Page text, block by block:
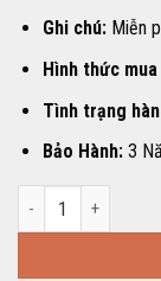
Ghi chú: Miễn
Hình thức
Tình trạng
Bảo Hành: 3
RÈM SÁO GỖ HP-03